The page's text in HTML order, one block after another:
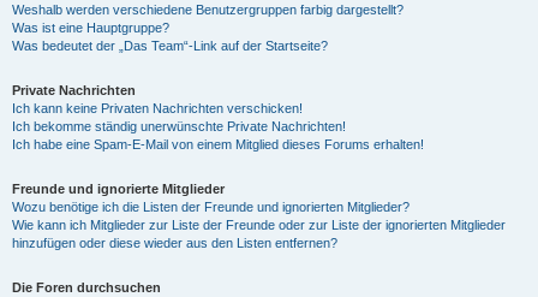
Weshalb werden verschiedene Benutzergruppen farbig dargestellt?
Was ist eine Hauptgruppe?
Was bedeutet der „Das Team“-Link auf der Startseite?
Private Nachrichten
Ich kann keine Privaten Nachrichten verschicken!
Ich bekomme ständig unerwünschte Private Nachrichten!
Ich habe eine Spam-E-Mail von einem Mitglied dieses Forums erhalten!
Freunde und ignorierte Mitglieder
Wozu benötige ich die Listen der Freunde und ignorierten Mitglieder?
Wie kann ich Mitglieder zur Liste der Freunde oder zur Liste der ignorierten Mitglieder
hinzufügen oder diese wieder aus den Listen entfernen?
Die Foren durchsuchen